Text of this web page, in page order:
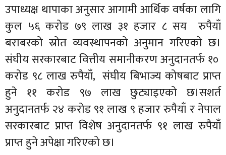
उपाध्यक्ष थापाका अनुसार आगामी आर्थिक वर्षका लागि
कुल ५६ करोड ७९ लाख ३१ हजार ८ सय रुपैयाँ
बराबरको स्रोत व्यवस्थापनको अनुमान गरिएको छ।
संघीय सरकारबाट वित्तीय समानीकरण अनुदानतर्फ १०
करोड ९८ लाख रुपैयाँ, संघीय बिभाज्य कोषबाट प्राप्त
हुने ११ करोड ९७ लाख छुट्याइएको छ।सशर्त
अनुदानतर्फ २४ करोड ९१ लाख ९ हजार रुपैयाँ र नेपाल
सरकारबाट प्राप्त विशेष अनुदानतर्फ ९१ लाख रुपैयाँ
प्राप्त हुने अपेक्षा गरिएको छ।